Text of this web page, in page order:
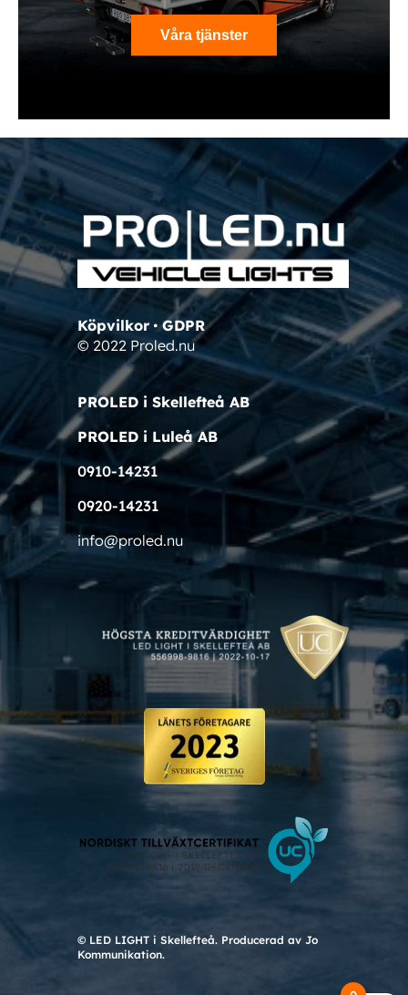
Våra tjänster
Köpvilkor•GDPR
© 2022 Proled.nu
PROLED i Skellefteå AB
PROLED i Luleå AB
0910-14231
0920-14231
info@proled.nu
© LED LIGHT i Skellefteå. Producerad av Jo
Kommunikation.